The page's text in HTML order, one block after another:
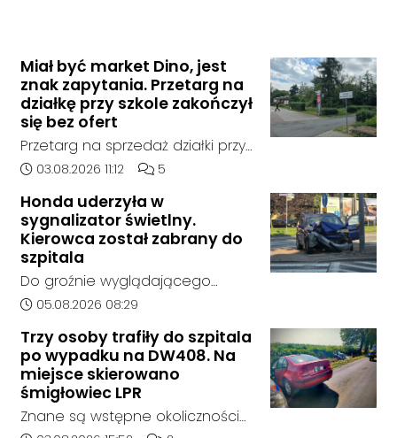
Miał być market Dino, jest
znak zapytania. Przetarg na
działkę przy szkole zakończył
się bez ofert
Przetarg na sprzedaż działki przy
Zespole Szkół Technicznych i
Kędzierzynie-Koźlu zakończył się
bez rozstrzygnięcia. Mimo
wcześniejszego zainteresowania
terenem ze strony sieci Dino, do
postępowania nie zgłosił się
żaden oferent.
Data dodania artykułu:
03.08.2026 11:12 Liczba komentarzy artykułu:
5
Honda uderzyła w
sygnalizator świetlny.
Kierowca został zabrany do
szpitala
Do groźnie wyglądającego
zdarzenia drogowego doszło w
godziny 6:30 kierujący
samochodem marki Honda
zjechał z drogi i uderzył w
sygnalizator świetlny.
Data dodania artykułu:
05.08.2026 08:29
Trzy osoby trafiły do szpitala
po wypadku na DW408. Na
miejsce skierowano
śmigłowiec LPR
Znane są wstępne okoliczności